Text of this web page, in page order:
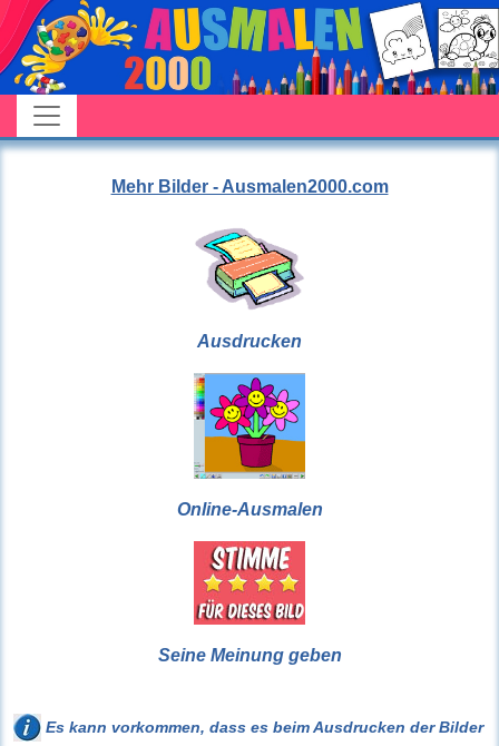
Mehr Bilder - Ausmalen2000.com
Ausdrucken
Online-Ausmalen
Seine Meinung geben
Es kann vorkommen, dass es beim Ausdrucken der Bilder